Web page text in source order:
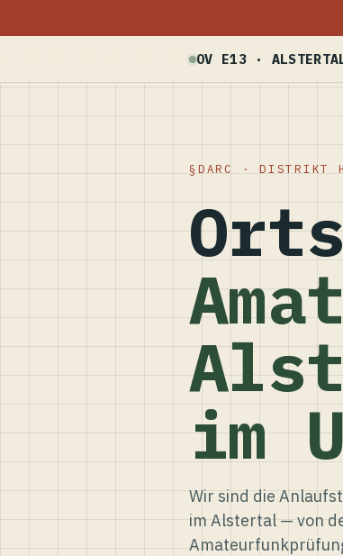
OV E13 ·
DARC · DISTRIKT
im
Wir sind die
im Alstertal — von